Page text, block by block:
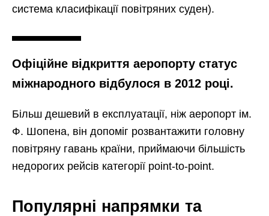
система класифікації повітряних суден).
Офіційне відкриття аеропорту статус
міжнародного відбулося в 2012 році.
Більш дешевий в експлуатації, ніж аеропорт ім.
Ф. Шопена, він допоміг розвантажити головну
повітряну гавань країни, приймаючи більшість
недорогих рейсів категорії point-to-point.
Популярні напрямки та